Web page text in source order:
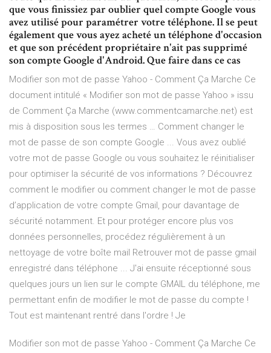
que vous finissiez par oublier quel compte Google vous
avez utilisé pour paramétrer votre téléphone. Il se peut
également que vous ayez acheté un téléphone d'occasion
et que son précédent propriétaire n'ait pas supprimé
son compte Google d'Android. Que faire dans ce cas
Modifier son mot de passe Yahoo - Comment Ça Marche Ce
document intitulé « Modifier son mot de passe Yahoo » issu
de Comment Ça Marche (www.commentcamarche.net) est
mis à disposition sous les termes … Comment changer le
mot de passe de son compte Google ... Vous avez oublié
votre mot de passe Google ou vous souhaitez le réinitialiser
pour optimiser la sécurité de vos informations ? Découvrez
comment le modifier ou comment changer le mot de passe
d’application de votre compte Gmail, pour davantage de
sécurité notamment. Et pour protéger encore plus vos
données personnelles, procédez régulièrement à un
nettoyage de votre boîte mail Retrouver mot de passe gmail
enregistré dans téléphone ... J'ai ensuite réceptionné sous
quelques jours un lien sur le compte GMAIL du téléphone, me
permettant enfin de modifier le mot de passe du compte !
Tout est maintenant rentré dans l'ordre ! Je
Modifier son mot de passe Yahoo - Comment Ça Marche Ce